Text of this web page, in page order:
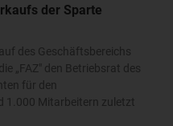
der Sparte
des Geschäftsbereichs
„FAZ" den Betriebsrat des
für den
1.000 Mitarbeitern zuletzt